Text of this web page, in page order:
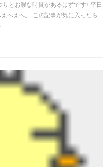
とお暇な時間があるはずです♪ 平日
へえへ。 この記事が気に入ったら